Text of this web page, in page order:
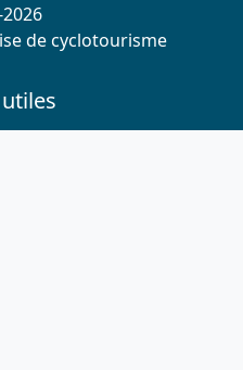
de cyclotourisme
circuits